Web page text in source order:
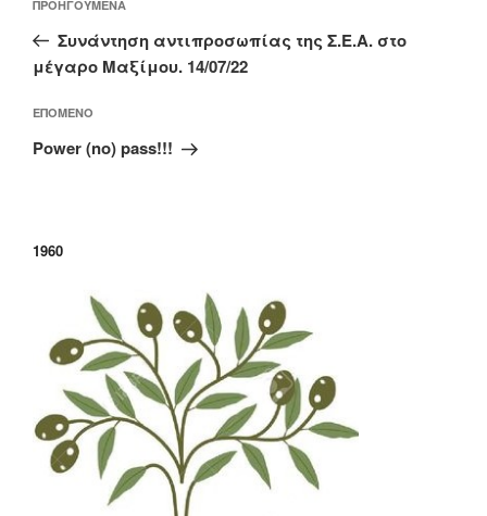
άρθρων
Προηγούμενο
άρθρο
ΠΡΟΗΓΟΎΜΕΝΑ
Συνάντηση αντιπροσωπίας της Σ.Ε.Α. στο
μέγαρο Μαξίμου. 14/07/22
Επόμενο
άρθρο
ΕΠΌΜΕΝΟ
Power (no) pass!!!
1960